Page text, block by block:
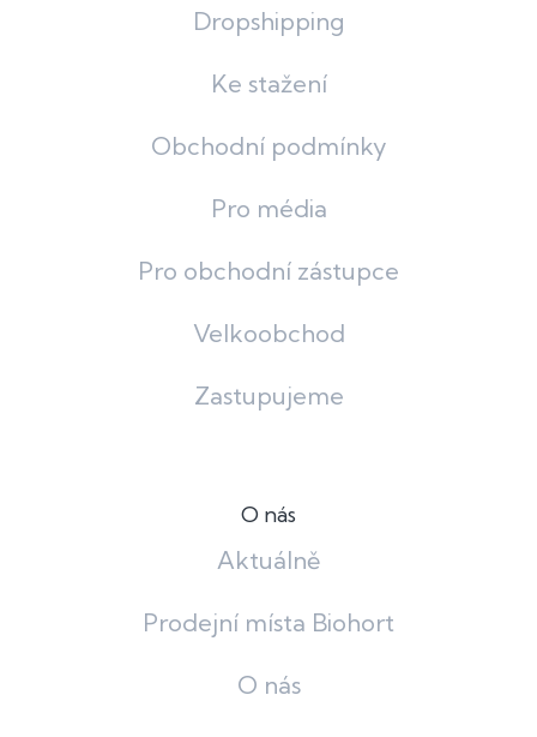
Dropshipping
Ke stažení
Obchodní podmínky
Pro média
Pro obchodní zástupce
Velkoobchod
Zastupujeme
O nás
Aktuálně
Prodejní místa Biohort
O nás